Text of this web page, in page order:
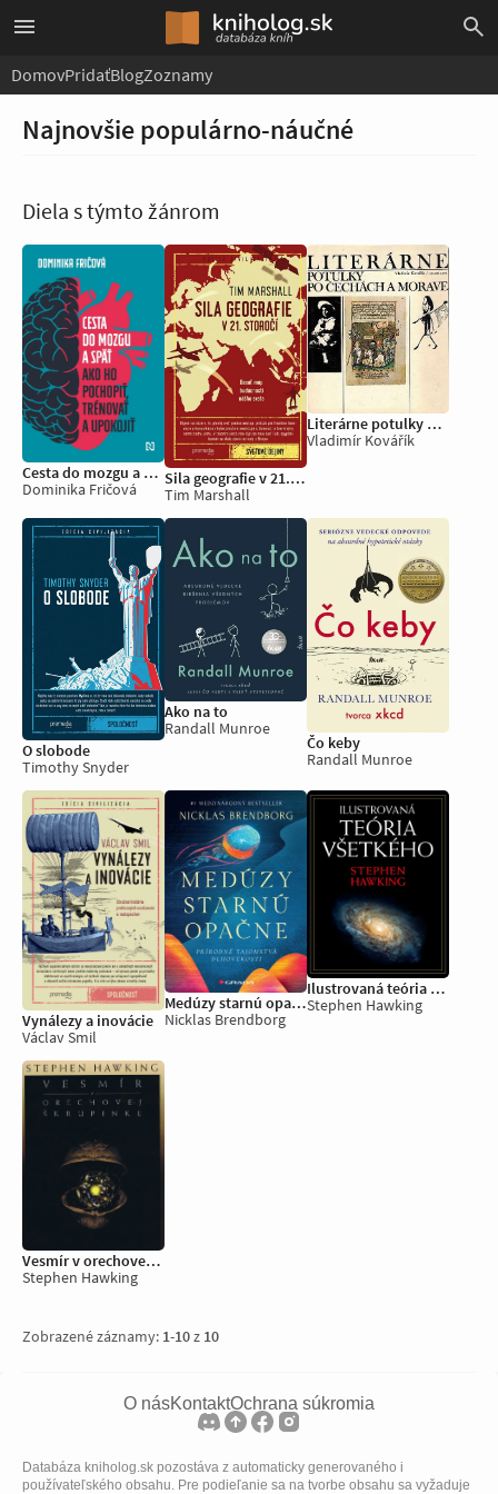
DomovPridaťBlogZoznamy
Najnovšie populárno-náučné
Diela s týmto žánrom
Cesta do mozgu a späť
Dominika Fričová
Sila geografie v 21. storočí
Tim Marshall
Literárne potulky po Čechách a Morave
Vladimír Kovářík
O slobode
Timothy Snyder
Ako na to
Randall Munroe
Čo keby
Randall Munroe
Vynálezy a inovácie
Václav Smil
Medúzy starnú opačne
Nicklas Brendborg
Ilustrovaná teória všetkého
Stephen Hawking
Vesmír v orechovej škrupinke
Stephen Hawking
Zobrazené záznamy: 1-10z 10
O násKontaktOchrana súkromia
Databáza kniholog.sk pozostáva z automaticky generovaného i
používateľského obsahu. Pre podieľanie sa na tvorbe obsahu sa vyžaduje